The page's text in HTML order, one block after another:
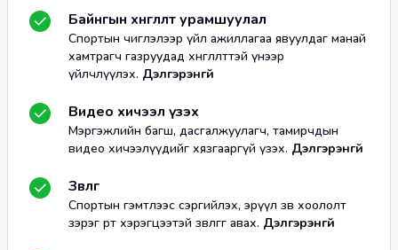
Байнгын хөнгөлөлт урамшуулал
Спортын чиглэлээр үйл ажиллагаа явуулдаг манай
хамтрагч газруудад хөнгөлөлттэй үнээр
үйлчлүүлэх. Дэлгэрэнгүй
Видео хичээл үзэх
Мэргэжлийн багш, дасгалжуулагч, тамирчдын
видео хичээлүүдийг хязгааргүй үзэх. Дэлгэрэнгүй
Зөвлөгөө
Спортын гэмтлээс сэргийлэх, эрүүл зөв хоололт
зэрэг өөрт хэрэгцээтэй зөвлөгөөг авах. Дэлгэрэнгүй